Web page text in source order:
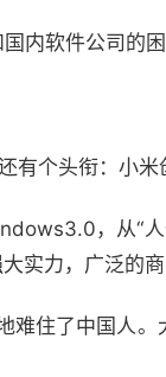
内软件公司的困
有个头衔：小米
，从“
力，广泛的商
难住了中国人